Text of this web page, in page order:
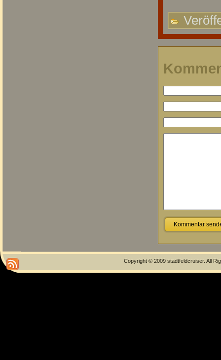
Copyright © 2009 stadtfeldcruiser. All